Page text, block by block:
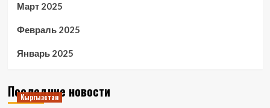
Март 2025
Февраль 2025
Январь 2025
Последние новости
Кыргызстан